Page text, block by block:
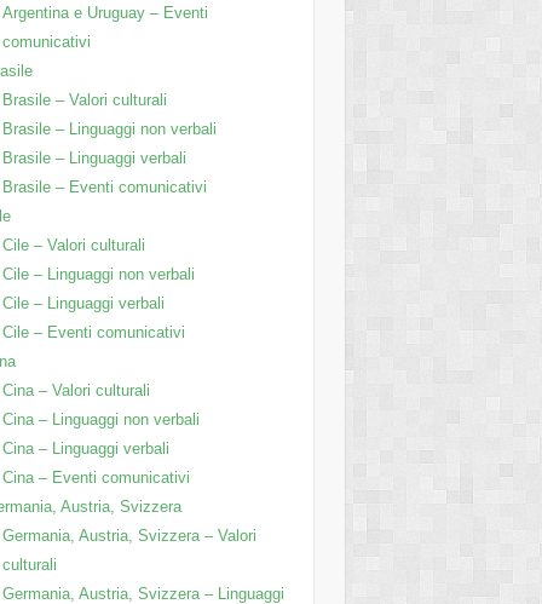
Argentina e Uruguay – Eventi
comunicativi
Brasile – Valori culturali
Brasile – Linguaggi non verbali
Brasile – Linguaggi verbali
Brasile – Eventi comunicativi
Cile – Valori culturali
Cile – Linguaggi non verbali
Cile – Linguaggi verbali
Cile – Eventi comunicativi
Cina – Valori culturali
Cina – Linguaggi non verbali
Cina – Linguaggi verbali
Cina – Eventi comunicativi
Austria, Svizzera
Germania, Austria, Svizzera – Valori
culturali
Germania, Austria, Svizzera – Linguaggi